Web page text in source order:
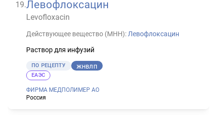
19.Левофлоксацин
Levofloxacin
Действующее вещество (МНН): Левофлоксацин
Раствор для инфузий
ПО РЕЦЕПТУ ЖНВЛП
ФИРМА МЕДПОЛИМЕР АО
Россия
ЕАЭС